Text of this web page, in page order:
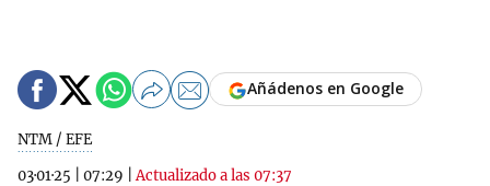
NTM / EFE
03·01·25
07:29 |Actualizado a las 07:37
Añádenos en Google